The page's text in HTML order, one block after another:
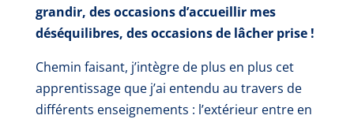
grandir, des occasions d’accueillir mes
déséquilibres, des occasions de lâcher prise !
Chemin faisant, j’intègre de plus en plus cet
apprentissage que j’ai entendu au travers de
différents enseignements : l’extérieur entre en